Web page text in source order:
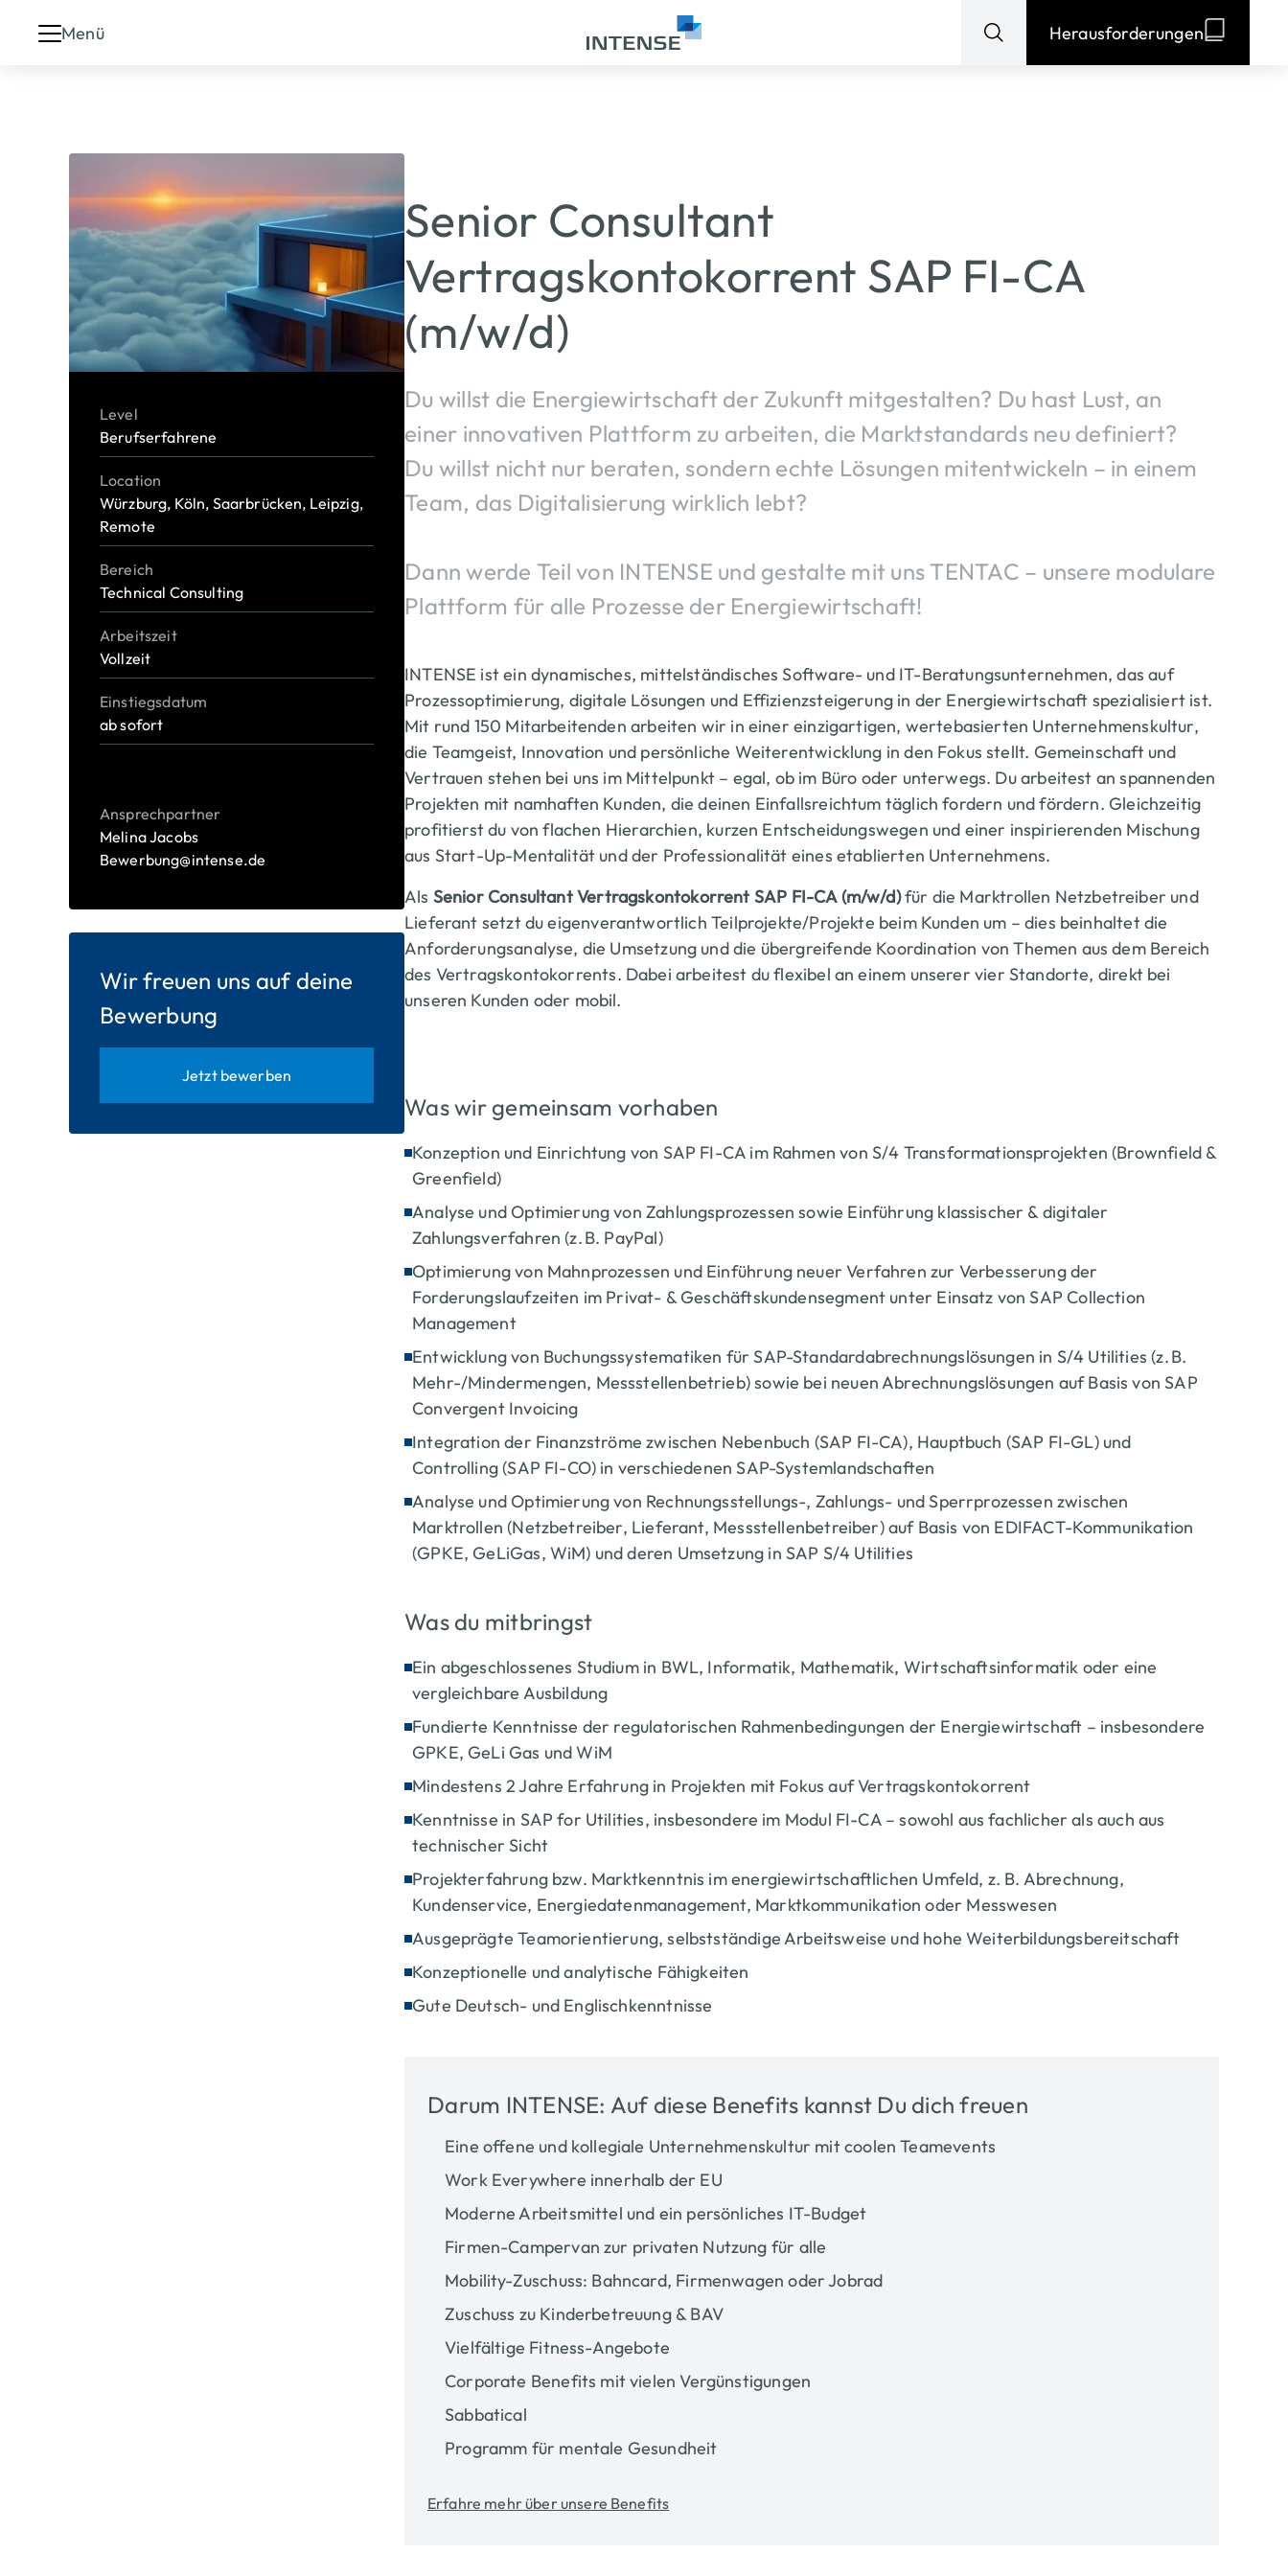
Menü
Suchen
nach:
Ergebnisse
Ergebnisse
Herausforderungen
Level
Berufserfahrene
Location
Würzburg, Köln, Saarbrücken, Leipzig,
Remote
Bereich
Technical Consulting
Arbeitszeit
Vollzeit
Einstiegsdatum
ab sofort
Ansprechpartner
Melina Jacobs
Bewerbung@intense.de
Wir freuen uns auf deine
Bewerbung
Jetzt bewerben
Senior Consultant
Vertragskontokorrent SAP FI-CA
(m/w/d)
Du willst die Energiewirtschaft der Zukunft mitgestalten? Du hast Lust, an
einer innovativen Plattform zu arbeiten, die Marktstandards neu definiert?
Du willst nicht nur beraten, sondern echte Lösungen mitentwickeln – in einem
Team, das Digitalisierung wirklich lebt?
Dann werde Teil von INTENSE und gestalte mit uns TENTAC – unsere modulare
Plattform für alle Prozesse der Energiewirtschaft!
INTENSE ist ein dynamisches, mittelständisches Software- und IT-Beratungsunternehmen, das auf
Prozessoptimierung, digitale Lösungen und Effizienzsteigerung in der Energiewirtschaft spezialisiert ist.
Mit rund 150 Mitarbeitenden arbeiten wir in einer einzigartigen, wertebasierten Unternehmenskultur,
die Teamgeist, Innovation und persönliche Weiterentwicklung in den Fokus stellt. Gemeinschaft und
Vertrauen stehen bei uns im Mittelpunkt – egal, ob im Büro oder unterwegs. Du arbeitest an spannenden
Projekten mit namhaften Kunden, die deinen Einfallsreichtum täglich fordern und fördern. Gleichzeitig
profitierst du von flachen Hierarchien, kurzen Entscheidungswegen und einer inspirierenden Mischung
aus Start-Up-Mentalität und der Professionalität eines etablierten Unternehmens.
Als SeniorConsultantVertragskontokorrent SAP FI-CA(m/w/d)für die Marktrollen Netzbetreiber und
Lieferant setzt du eigenverantwortlich Teilprojekte/Projekte beim Kunden um – dies beinhaltet die
Anforderungsanalyse, die Umsetzung und die übergreifende Koordination von Themen aus dem Bereich
des Vertragskontokorrents. Dabei arbeitest du flexibel an einem unserer vier Standorte, direkt bei
unseren Kunden oder mobil.
Was wir gemeinsam vorhaben
Konzeption und Einrichtung von SAP FI-CA im Rahmen von S/4 Transformationsprojekten (Brownfield &
Greenfield)
Analyse und Optimierung von Zahlungsprozessen sowie Einführung klassischer & digitaler
Zahlungsverfahren (z. B. PayPal)
Optimierung von Mahnprozessen und Einführung neuer Verfahren zur Verbesserung der
Forderungslaufzeiten im Privat- & Geschäftskundensegment unter Einsatz von SAP Collection
Management
Entwicklung von Buchungssystematiken für SAP-Standardabrechnungslösungen in S/4 Utilities (z. B.
Mehr-/Mindermengen, Messstellenbetrieb) sowie bei neuen Abrechnungslösungen auf Basis von SAP
Convergent Invoicing
Integration der Finanzströme zwischen Nebenbuch (SAP FI-CA), Hauptbuch (SAP FI-GL) und
Controlling (SAP FI-CO) in verschiedenen SAP-Systemlandschaften
Analyse und Optimierung von Rechnungsstellungs-, Zahlungs- und Sperrprozessen zwischen
Marktrollen (Netzbetreiber, Lieferant, Messstellenbetreiber) auf Basis von EDIFACT-Kommunikation
(GPKE, GeLiGas, WiM) und deren Umsetzung in SAP S/4 Utilities
Was du mitbringst
Ein abgeschlossenes Studium in BWL, Informatik, Mathematik, Wirtschaftsinformatik oder eine
vergleichbare Ausbildung
Fundierte Kenntnisse der regulatorischen Rahmenbedingungen der Energiewirtschaft – insbesondere
GPKE, GeLi Gas und WiM
Mindestens 2 Jahre Erfahrung in Projekten mit Fokus auf Vertragskontokorrent
Kenntnisse in SAP for Utilities, insbesondere im Modul FI-CA – sowohl aus fachlicher als auch aus
technischer Sicht
Projekterfahrung bzw. Marktkenntnis im energiewirtschaftlichen Umfeld, z. B. Abrechnung,
Kundenservice, Energiedatenmanagement, Marktkommunikation oder Messwesen
Ausgeprägte Teamorientierung, selbstständige Arbeitsweise und hohe Weiterbildungsbereitschaft
Konzeptionelle und analytische Fähigkeiten
Gute Deutsch- und Englischkenntnisse
Darum INTENSE: Auf diese Benefits kannst Du dich freuen
Eine offene und kollegiale Unternehmenskultur mit coolen Teamevents
Work Everywhere​ innerhalb der EU
Moderne Arbeitsmittel und ein persönliches IT-Budget
Firmen-Campervan zur privaten Nutzung für alle
Mobility-Zuschuss: Bahncard, Firmenwagen oder Jobrad
Zuschuss zu Kinderbetreuung & BAV
Vielfältige Fitness-Angebote
Corporate Benefits mit vielen Vergünstigungen
Sabbatical
Programm für mentale Gesundheit
Erfahre mehr über unsere Benefits